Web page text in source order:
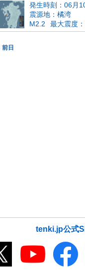
発生時刻：06月
震源地：橘湾
M2.2
最大震度：
前日
tenki.jp公式